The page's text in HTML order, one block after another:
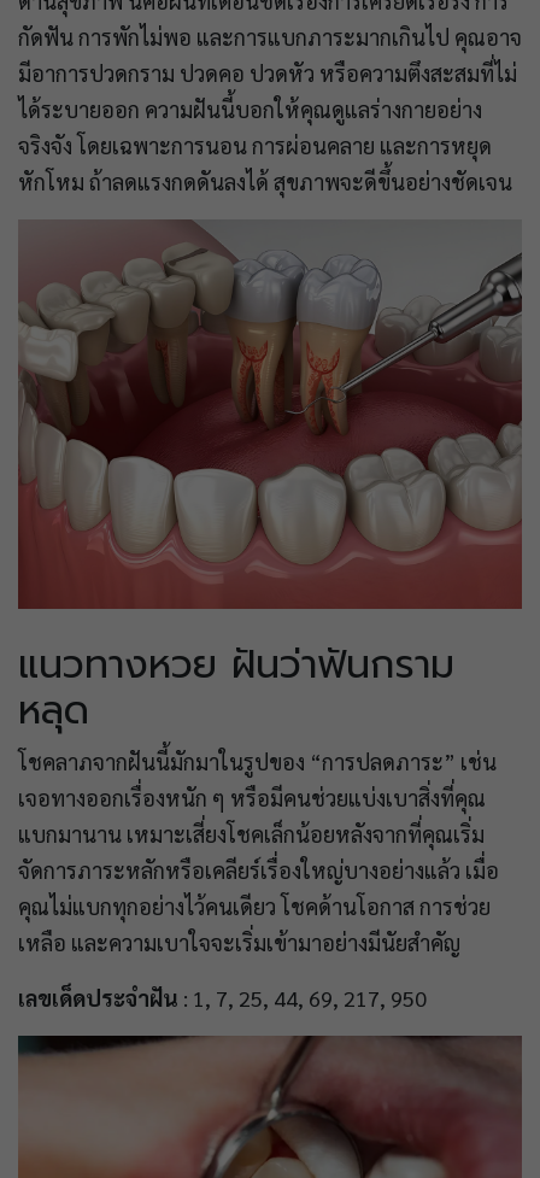
กัดฟัน การพักไม่พอ และการแบกภาระมากเกินไป คุณอาจ
มีอาการปวดกราม ปวดคอ ปวดหัว หรือความตึงสะสมที่ไม่
ได้ระบายออก ความฝันนี้บอกให้คุณดูแลร่างกายอย่าง
จริงจัง โดยเฉพาะการนอน การผ่อนคลาย และการหยุด
หักโหม ถ้าลดแรงกดดันลงได้ สุขภาพจะดีขึ้นอย่างชัดเจน
แนวทางหวย ฝันว่าฟันกราม
หลุด
โชคลาภจากฝันนี้มักมาในรูปของ “การปลดภาระ” เช่น
เจอทางออกเรื่องหนัก ๆ หรือมีคนช่วยแบ่งเบาสิ่งที่คุณ
แบกมานาน เหมาะเสี่ยงโชคเล็กน้อยหลังจากที่คุณเริ่ม
จัดการภาระหลักหรือเคลียร์เรื่องใหญ่บางอย่างแล้ว เมื่อ
คุณไม่แบกทุกอย่างไว้คนเดียว โชคด้านโอกาส การช่วย
เหลือ และความเบาใจจะเริ่มเข้ามาอย่างมีนัยสำคัญ
เลขเด็ดประจำฝัน : 1, 7, 25, 44, 69, 217, 950